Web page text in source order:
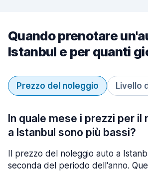
Quando prenotare
Istanbul e per quanti
Prezzo del noleggio Livello
In quale mese i prezzi per il
a Istanbul sono più bassi?
Il prezzo del noleggio auto a
seconda del periodo dell'anno.